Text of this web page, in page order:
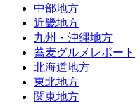
中部地方
近畿地方
九州・沖縄地方
蕎麦グルメレポート
北海道地方
東北地方
関東地方